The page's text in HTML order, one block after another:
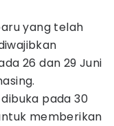
yang telah
26 dan 29 Juni
pada 30
memberikan